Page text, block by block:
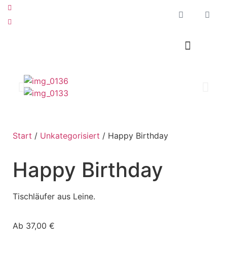
Start / Unkategorisiert / Happy Birthday
Happy Birthday
Tischläufer aus Leine.
Ab 37,00 €